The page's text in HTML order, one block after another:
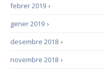
›
febrer 2019
›
gener 2019
›
desembre 2018
›
novembre 2018